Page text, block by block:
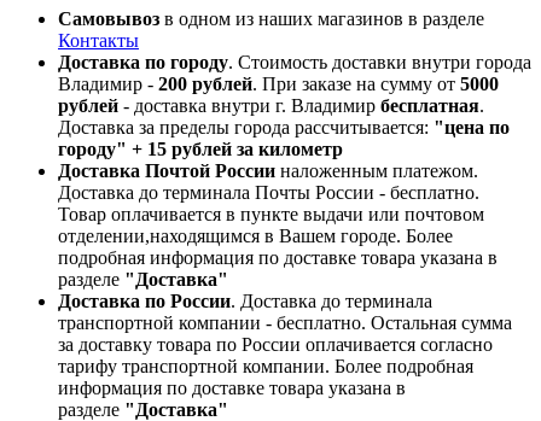
Самовывоз в одном из наших магазинов в разделе
Контакты
Доставка по городу. Стоимость доставки внутри города
Владимир - 200 рублей. При заказе на сумму от 5000
рублей - доставка внутри г. Владимир бесплатная.
Доставка за пределы города рассчитывается: "цена по
городу" + 15 рублей за километр
Доставка Почтой России наложенным платежом.
Доставка до терминала Почты России - бесплатно.
Товар оплачивается в пункте выдачи или почтовом
отделении,находящимся в Вашем городе. Более
подробная информация по доставке товара указана в
разделе "Доставка"
Доставка по России. Доставка до терминала
транспортной компании - бесплатно. Остальная сумма
за доставку товара по России оплачивается согласно
тарифу транспортной компании. Более подробная
информация по доставке товара указана в
разделе "Доставка"